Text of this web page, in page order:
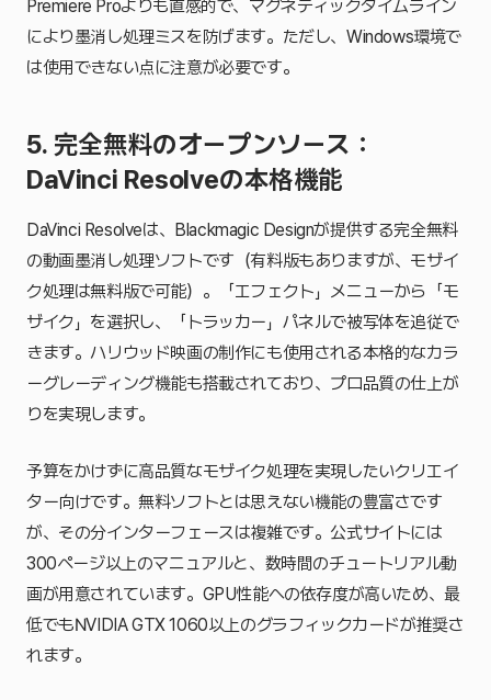
Premiere Proよりも直感的で、マグネティックタイムライン
により墨消し処理ミスを防げます。ただし、Windows環境で
は使用できない点に注意が必要です。
5. 完全無料のオープンソース：
DaVinci Resolveの本格機能
DaVinci Resolveは、Blackmagic Designが提供する完全無料
の動画墨消し処理ソフトです（有料版もありますが、モザイ
ク処理は無料版で可能）。「エフェクト」メニューから「モ
ザイク」を選択し、「トラッカー」パネルで被写体を追従で
きます。ハリウッド映画の制作にも使用される本格的なカラ
ーグレーディング機能も搭載されており、プロ品質の仕上が
りを実現します。
予算をかけずに高品質なモザイク処理を実現したいクリエイ
ター向けです。無料ソフトとは思えない機能の豊富さです
が、その分インターフェースは複雑です。公式サイトには
300ページ以上のマニュアルと、数時間のチュートリアル動
画が用意されています。GPU性能への依存度が高いため、最
低でもNVIDIA GTX 1060以上のグラフィックカードが推奨さ
れます。